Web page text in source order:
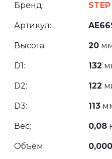
Бренд:
Артикул:
Высота: 20
D1: 132
D2: 122
D3: 113
Вес: 0,08
Объём: